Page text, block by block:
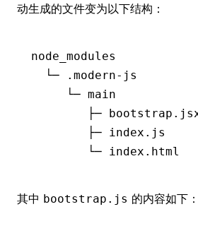
动生成的文件变为以下结构：
node_modules
  └─
.modern-js
     └─
main
        ├─
        ├─
index.js
        └─
index.html
其中 bootstrap.js 的内容如下：